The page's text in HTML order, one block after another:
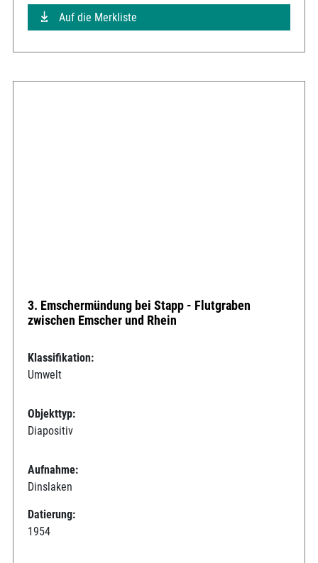
Auf die Merkliste
3. Emschermündung bei Stapp - Flutgraben
zwischen Emscher und Rhein
Klassifikation:
Umwelt
Objekttyp:
Diapositiv
Aufnahme:
Dinslaken
Datierung:
1954